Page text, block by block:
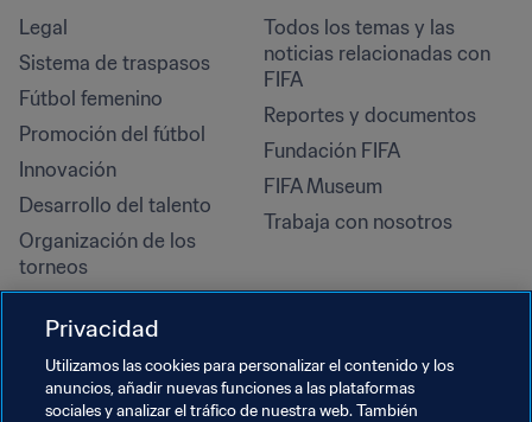
Legal
Sistema de traspasos
Fútbol femenino
Promoción del fútbol
Innovación
Desarrollo del talento
Organización de los
torneos
Derechos humanos y lucha
contra la discriminación
Salud y atención médica
Todos los temas y las
noticias relacionadas con
FIFA
Reportes y documentos
Fundación FIFA
FIFA Museum
Trabaja con nosotros
Privacidad
Utilizamos las cookies para personalizar el contenido y los
anuncios, añadir nuevas funciones a las plataformas
sociales y analizar el tráfico de nuestra web. También